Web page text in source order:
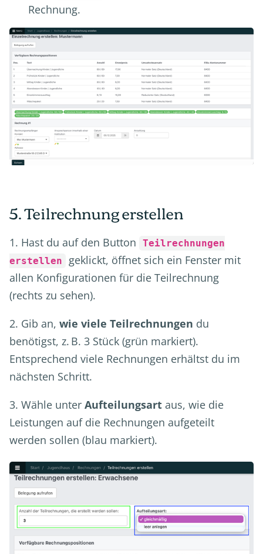
Rechnung.
5. Teilrechnung erstellen
1. Hast du auf den Button
Teilrechnungen
erstellen
geklickt, öffnet sich ein Fenster mit
allen Konfigurationen für die Teilrechnung
(rechts zu sehen).
2. Gib an, wie viele Teilrechnungen du
benötigst, z. B. 3 Stück (grün markiert).
Entsprechend viele Rechnungen erhältst du im
nächsten Schritt.
3. Wähle unter Aufteilungsart aus, wie die
Leistungen auf die Rechnungen aufgeteilt
werden sollen (blau markiert).